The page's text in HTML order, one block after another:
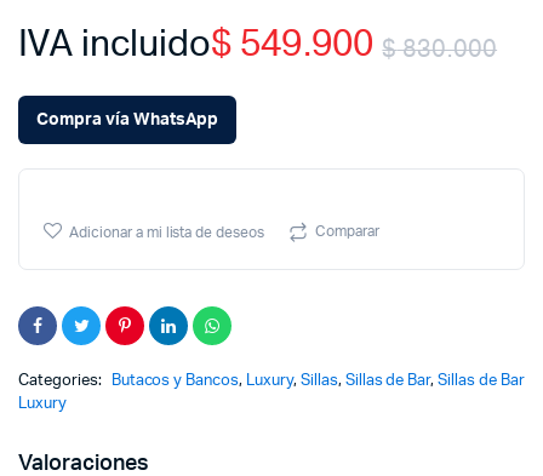
$830.000
$
$549.900
$
IVA incluido
Compra vía WhatsApp
Adicionar a mi lista de deseos Comparar
Categories: Butacos y Bancos, Luxury, Sillas, Sillas de Bar,Sillas de Bar
Luxury
Valoraciones